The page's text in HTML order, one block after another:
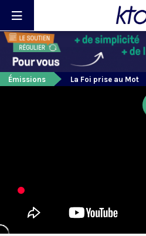
Émissions La Foi prise au Mot